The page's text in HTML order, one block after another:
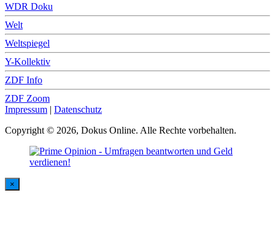
WDR Doku
Welt
Weltspiegel
Y-Kollektiv
ZDF Info
ZDF Zoom
Impressum | Datenschutz
Copyright © 2026, Dokus Online. Alle Rechte vorbehalten.
×